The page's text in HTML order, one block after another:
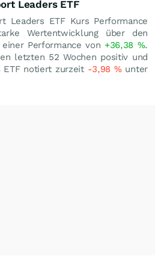
Leaders ETF
Leaders ETF Kurs Performance
Wertentwicklung über den
Performance von +36,38 %.
letzten 52 Wochen positiv und
ETF notiert zurzeit -3,98 %unter